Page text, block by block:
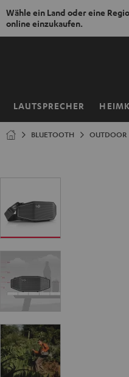
Wähle ein Land oder eine
online einzukaufen.
ZUM
LAUTSPRECHER
Startseite
BLUETOOTH OUTDOOR